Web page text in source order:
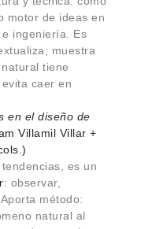
motor de ideas en
ingeniería. Es
muestra
tiene
caer en
en el diseño de
Villamil Villar +
es un
: observar,
método:
natural al